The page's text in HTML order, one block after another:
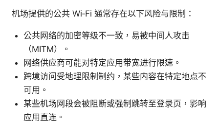
机场提供的公共 Wi‑Fi 通常存在以下风险与限制：
公共网络的加密等级不一致，易被中间人攻击
（MITM）。
网络供应商可能对特定应用带宽进行限速。
跨境访问受地理限制制约，某些内容在特定地点不
可用。
某些机场网段会被阻断或强制跳转至登录页，影响
应用直连。